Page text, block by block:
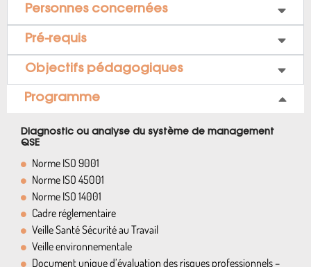
Personnes concernées
Pré-requis
Objectifs pédagogiques
Programme
Diagnostic ou analyse du système de management
QSE
Norme ISO 9001
Norme ISO 45001
Norme ISO 14001
Cadre réglementaire
Veille Santé Sécurité au Travail
Veille environnementale
Document unique d’évaluation des risques professionnels –